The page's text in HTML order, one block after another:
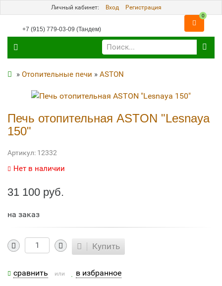
Личный кабинет: Вход Регистрация
+7 (915) 779-03-09 (Тандем)
0
» Отопительные печи » ASTON
Печь отопительная ASTON "Lesnaya
150"
Артикул: 12332
Нет в наличии
31 100 руб.
на заказ
Купить
сравнить или в избранное